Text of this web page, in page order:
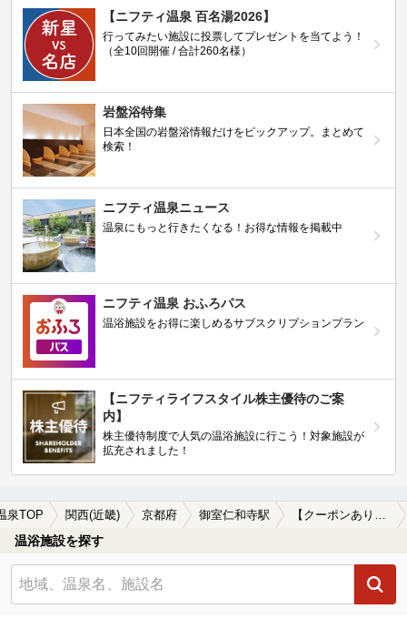
【ニフティ温泉 百名湯2026】
行ってみたい施設に投票してプレゼントを当てよう！
（全10回開催 / 合計260名様）
岩盤浴特集
日本全国の岩盤浴情報だけをピックアップ。まとめて
検索！
ニフティ温泉ニュース
温泉にもっと行きたくなる！お得な情報を掲載中
ニフティ温泉 おふろパス
温浴施設をお得に楽しめるサブスクリプションプラン
【ニフティライフスタイル株主優待のご案
内】
株主優待制度で人気の温浴施設に行こう！対象施設が
拡充されました！
泉TOP 関西(近畿) 京都府 御室仁和寺駅 【クーポンあり】岩盤浴が楽しめる御室仁和寺駅近くの温泉、日帰り温泉、スーパー銭湯おすすめ
温浴施設を探す